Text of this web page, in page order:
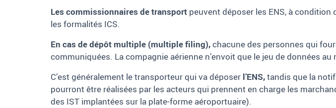
Les commissionnaires de transport peuvent déposer les ENS, à
les formalités ICS.
En cas de dépôt multiple (multiple filing),chacune des personnes qui
communiquées. La compagnie aérienne n’envoit que le jeu de données au
C’est généralement le transporteur qui va déposer l’ENS,tandis que la
pourront être réalisées par les acteurs qui prennent en charge les
des IST implantées sur la plate-forme aéroportuaire).